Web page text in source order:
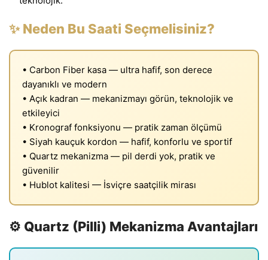
✨ Neden Bu Saati Seçmelisiniz?
• Carbon Fiber kasa — ultra hafif, son derece
dayanıklı ve modern
• Açık kadran — mekanizmayı görün, teknolojik ve
etkileyici
• Kronograf fonksiyonu — pratik zaman ölçümü
• Siyah kauçuk kordon — hafif, konforlu ve sportif
• Quartz mekanizma — pil derdi yok, pratik ve
güvenilir
• Hublot kalitesi — İsviçre saatçilik mirası
⚙️ Quartz (Pilli) Mekanizma Avantajları